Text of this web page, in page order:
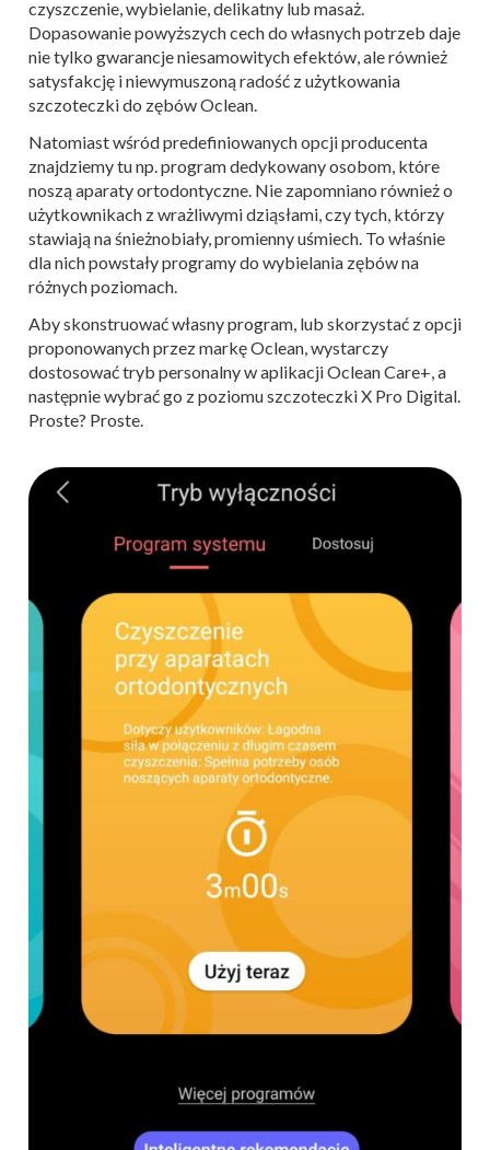
czyszczenie, wybielanie, delikatny lub masaż.
Dopasowanie powyższych cech do własnych potrzeb daje
nie tylko gwarancje niesamowitych efektów, ale również
satysfakcję i niewymuszoną radość z użytkowania
szczoteczki do zębów Oclean.
Natomiast wśród predefiniowanych opcji producenta
znajdziemy tu np. program dedykowany osobom, które
noszą aparaty ortodontyczne. Nie zapomniano również o
użytkownikach z wrażliwymi dziąsłami, czy tych, którzy
stawiają na śnieżnobiały, promienny uśmiech. To właśnie
dla nich powstały programy do wybielania zębów na
różnych poziomach.
Aby skonstruować własny program, lub skorzystać z opcji
proponowanych przez markę Oclean, wystarczy
dostosować tryb personalny w aplikacji Oclean Care+, a
następnie wybrać go z poziomu szczoteczki X Pro Digital.
Proste? Proste.